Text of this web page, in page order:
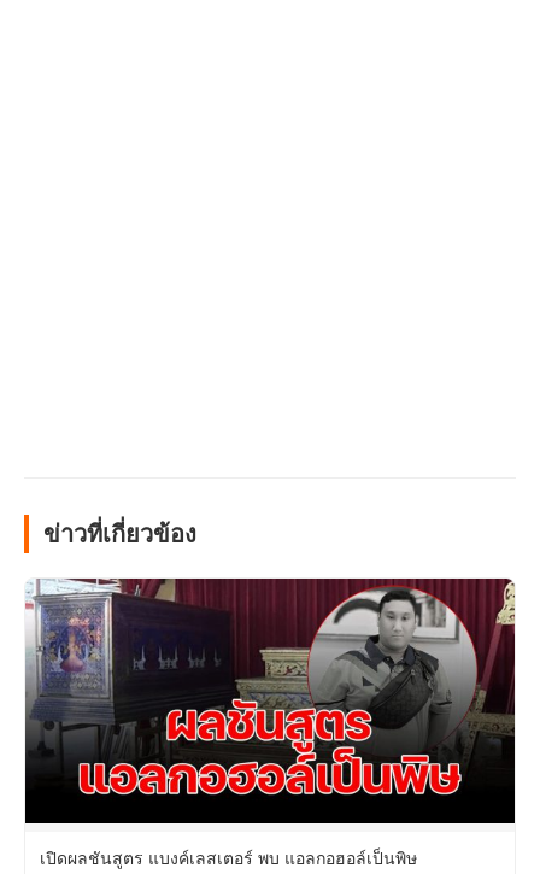
ข่าวที่เกี่ยวข้อง
เปิดผลชันสูตร แบงค์เลสเตอร์ พบ แอลกอฮอล์เป็นพิษ